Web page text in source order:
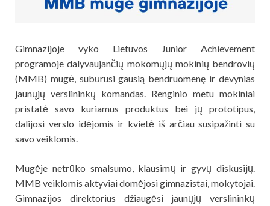
Gimnazijoje vyko Lietuvos Junior Achievement
programoje dalyvaujančių mokomųjų mokinių bendrovių
(MMB) mugė, subūrusi gausią bendruomenę ir devynias
jaunųjų verslininkų komandas. Renginio metu mokiniai
pristatė savo kuriamus produktus bei jų prototipus,
dalijosi verslo idėjomis ir kvietė iš arčiau susipažinti su
savo veiklomis.
Mugėje netrūko smalsumo, klausimų ir gyvų diskusijų.
MMB veiklomis aktyviai domėjosi gimnazistai, mokytojai.
Gimnazijos direktorius džiaugėsi jaunųjų verslininkų